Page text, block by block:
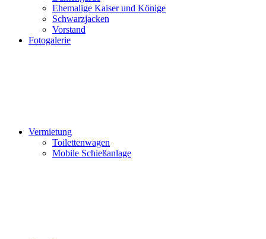
Ehemalige Kaiser und Könige
Schwarzjacken
Vorstand
Fotogalerie
Vermietung
Toilettenwagen
Mobile Schießanlage